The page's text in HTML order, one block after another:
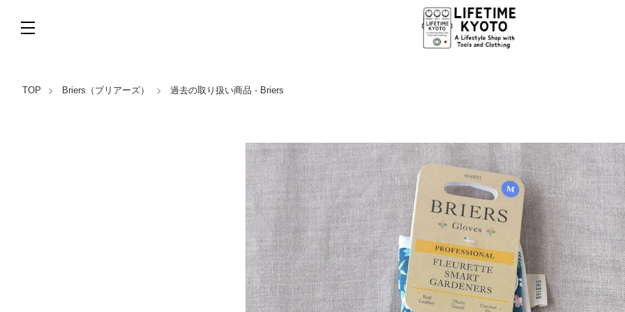
TOP Briers（ブリアーズ） 過去の取り扱い商品 - Briers